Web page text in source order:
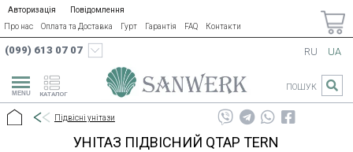
Авторизація
Повідомлення
Про нас
Оплата та Доставка Гурт Гарантія FAQ Контакти
(099) 613 07 07
КАТАЛОГ
RU UA
ПОШУК
Підвісні унітази
УНІТАЗ ПІДВІСНИЙ QTAP TERN